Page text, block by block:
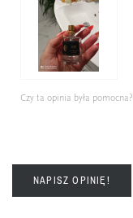
Czy ta opinia była pomocna?
NAPISZ OPINIĘ!